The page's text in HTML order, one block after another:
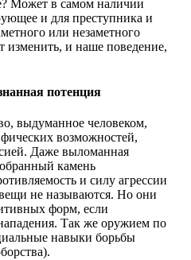
Может в самом наличии
и для преступника и
или незаметного
и наше поведение,
потенция
выдуманное человеком,
возможностей,
Даже выломанная
камень
и силу агрессии
не называются. Но они
форм, если
Так же оружием по
навыки борьбы